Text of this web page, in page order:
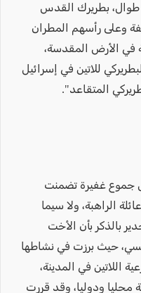
طوال، بطريرك القدس
وعلى رأسهم المطران
في الأرض المقدسة،
للاتين في إسرائيل
المتقاعد".
جموع غفيرة تضمنت
الراهبة، ولا سيما
بالذكر بأن الأخت
حيث برزت في نشاطها
اللاتين في المدينة،
محليا ودوليا، وقد قررت